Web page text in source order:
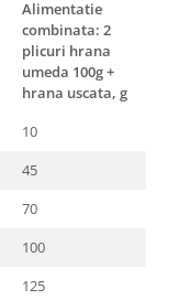
Alimentatie
combinata: 2
plicuri hrana
umeda 100g +
hrana uscata, g
10
45
70
100
125